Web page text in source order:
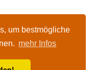
um bestmögliche
mehr Infos